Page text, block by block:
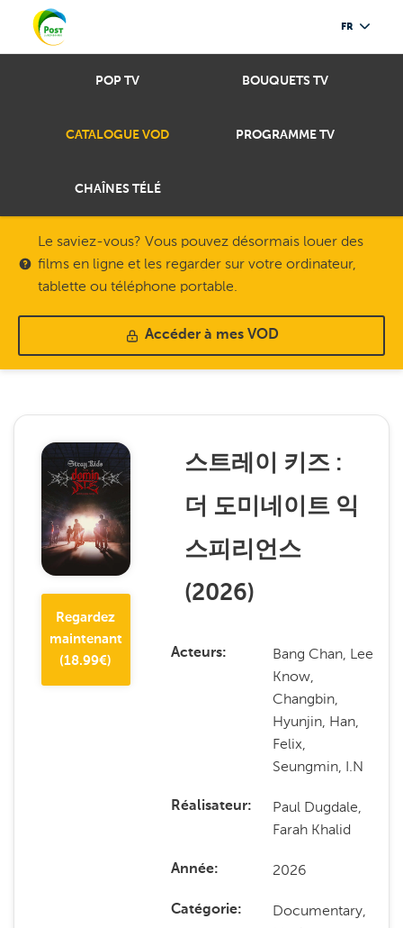
FR
POP TV BOUQUETS TV
CATALOGUE VOD PROGRAMME TV
CHAÎNES TÉLÉ
Le saviez-vous? Vous pouvez désormais louer des
films en ligne et les regarder sur votre ordinateur,
tablette ou téléphone portable.
Accéder à mes VOD
Regardez
maintenant
(18.99€)
스트레이 키즈 :
더 도미네이트 익
스피리언스
(2026)
Acteurs
Bang Chan, Lee
Know,
Changbin,
Hyunjin, Han,
Felix,
Seungmin, I.N
Réalisateur
Paul Dugdale,
Farah Khalid
Année 2026
Catégorie
Documentary,